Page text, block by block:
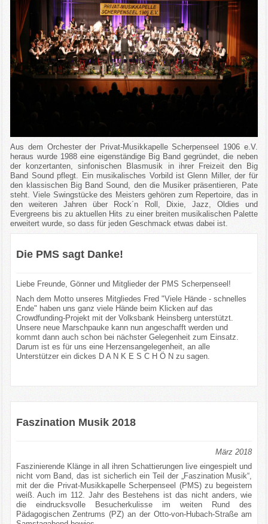
Aus dem Orchester der Privat-Musikkapelle Scherpenseel 1906 e.V.
heraus wurde 1988 eine eigenständige Big Band gegründet, die neben
der konzertanten, sinfonischen Blasmusik in ihrer Freizeit den Big
Band Sound pflegt. Ein musikalisches Vorbild ist Glenn Miller, der für
den klassischen Big Band Sound, den die Musiker präsentieren, Pate
steht. Viele Swingstücke des Meisters gehören zum Repertoire, das in
den weiteren Jahren über Rock´n Roll, Dixie, Jazz, Oldies und
Evergreens bis zu aktuellen Hits zu einer breiten musikalischen Palette
erweitert wurde, so dass für jeden Geschmack etwas dabei ist.
Die PMS sagt Danke!
Liebe Freunde, Gönner und Mitglieder der PMS Scherpenseel!
Nach dem Motto unseres Mitgliedes Fred "Viele Hände - schnelles
Ende" haben uns ganz viele Hände beim Klicken auf das
Crowdfunding-Projekt mit der Volksbank Heinsberg unterstützt.
Unsere neue Marschpauke kann nun angeschafft werden und
kommt dann auch schon bei nächster Gelegenheit zum Einsatz.
Darum ist es für uns eine Herzensangelegenheit, an alle
Unterstützer ein dickes D A N K E S C H Ö N zu sagen.
Faszination Musik 2018
März 2018
Faszinierende Klänge in all ihren Schattierungen live eingespielt und
nicht vom Band, das ist sicherlich ein Teil der „Faszination Musik“,
mit der die Privat-Musikkapelle Scherpenseel (PMS) zu begeistern
weiß. Auch im 112. Jahr des Bestehens ist das nicht anders, wie
die eindrucksvolle Besucherkulisse im weiten Rund des
Pädagogischen Zentrums (PZ) an der Otto-von-Hubach-Straße am